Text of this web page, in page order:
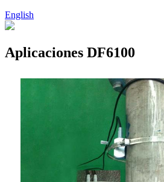
English
Aplicaciones DF6100